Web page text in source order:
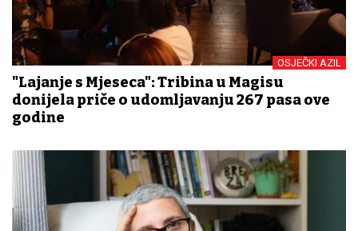
OSJEČKI AZIL
"Lajanje s Mjeseca": Tribina u Magisu
donijela priče o udomljavanju 267 pasa ove
godine